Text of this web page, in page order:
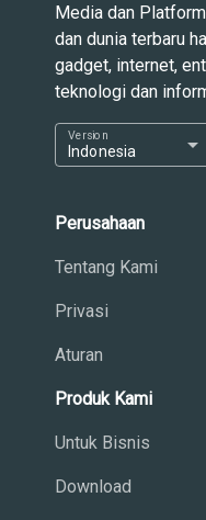
Media dan
dan dunia terbaru
gadget, internet,
teknologi dan
Indonesia
Version arrow_drop_down
Perusahaan
Tentang Kami
Privasi
Aturan
Produk Kami
Untuk Bisnis
Download